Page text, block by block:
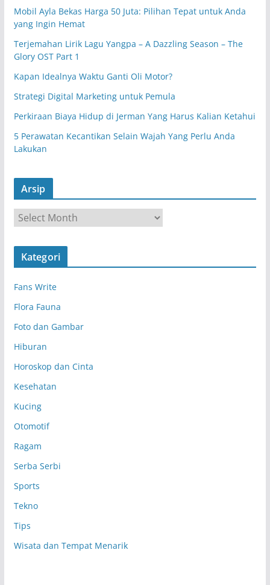
Mobil Ayla Bekas Harga 50 Juta: Pilihan Tepat untuk Anda
yang Ingin Hemat
Terjemahan Lirik Lagu Yangpa – A Dazzling Season – The
Glory OST Part 1
Kapan Idealnya Waktu Ganti Oli Motor?
Strategi Digital Marketing untuk Pemula
Perkiraan Biaya Hidup di Jerman Yang Harus Kalian Ketahui
5 Perawatan Kecantikan Selain Wajah Yang Perlu Anda
Lakukan
Arsip
s
Kategori
Fans Write
Flora Fauna
Foto dan Gambar
Hiburan
Horoskop dan Cinta
Kesehatan
Kucing
Otomotif
Ragam
Serba Serbi
Sports
Tekno
Tips
Wisata dan Tempat Menarik